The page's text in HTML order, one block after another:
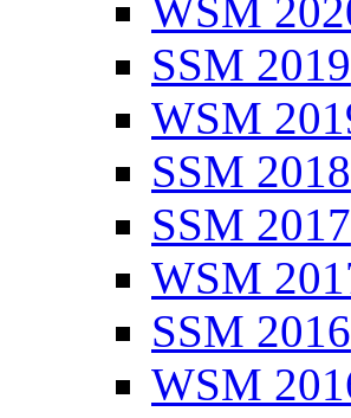
WSM
SSM 2019
WSM
SSM 2018
SSM 2017
WSM
SSM 2016
WSM